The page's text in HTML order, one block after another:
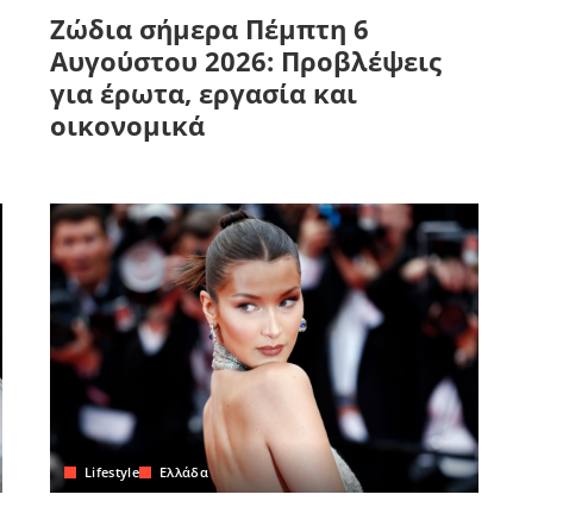
Ζώδια σήμερα Πέμπτη 6
Αυγούστου 2026: Προβλέψεις
για έρωτα, εργασία και
οικονομικά
Lifestyle Ελλάδα